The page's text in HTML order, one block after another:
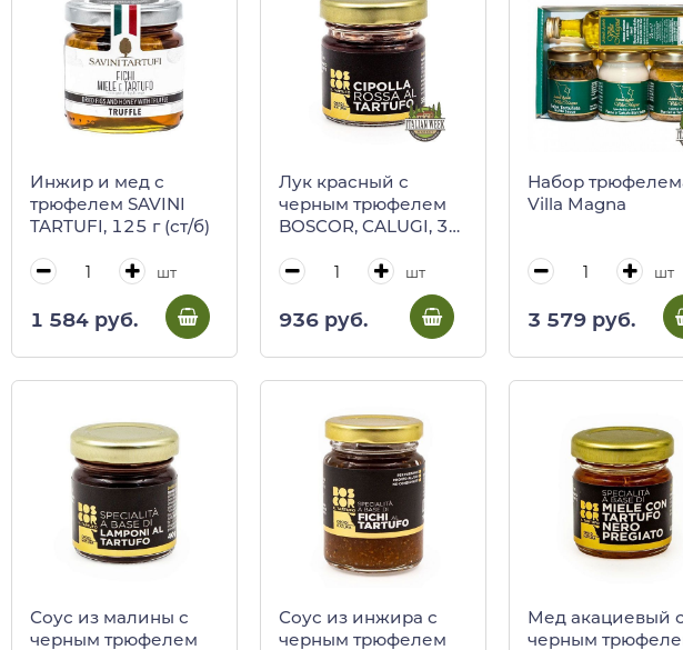
Инжир и мед с
трюфелем SAVINI
TARTUFI, 125 г (ст/б)
шт
1 584 руб.
Лук красный с
черным трюфелем
BOSCOR, CALUGI, 35
шт
936 руб.
Набор
Villa Magna
шт
3 579 руб.
Соус из малины с
черным трюфелем
Соус из инжира с
черным трюфелем
Мед акациевый с
черным